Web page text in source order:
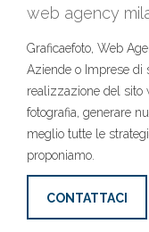
web agency
Graficaefoto, Web
Aziende o Imprese di
realizzazione del sito
fotografia, generare
meglio tutte le
proponiamo.
CONTATTACI